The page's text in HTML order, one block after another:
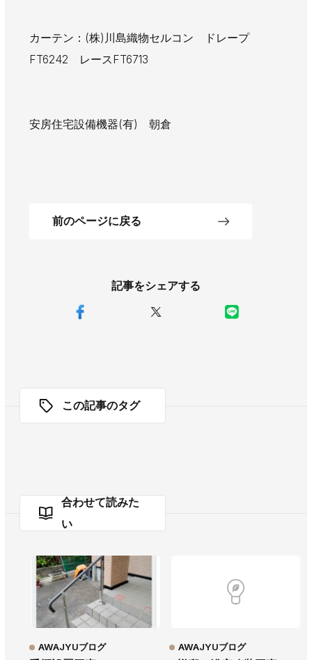
記事をシェアする
カーテン：(株)川島織物セルコン ドレープ
FT6242 レースFT6713
安房住宅設備機器(有) 朝倉
前のページに戻る
この記事のタグ
合わせて読みた
い
AWAJYUブログ AWAJYUブログ